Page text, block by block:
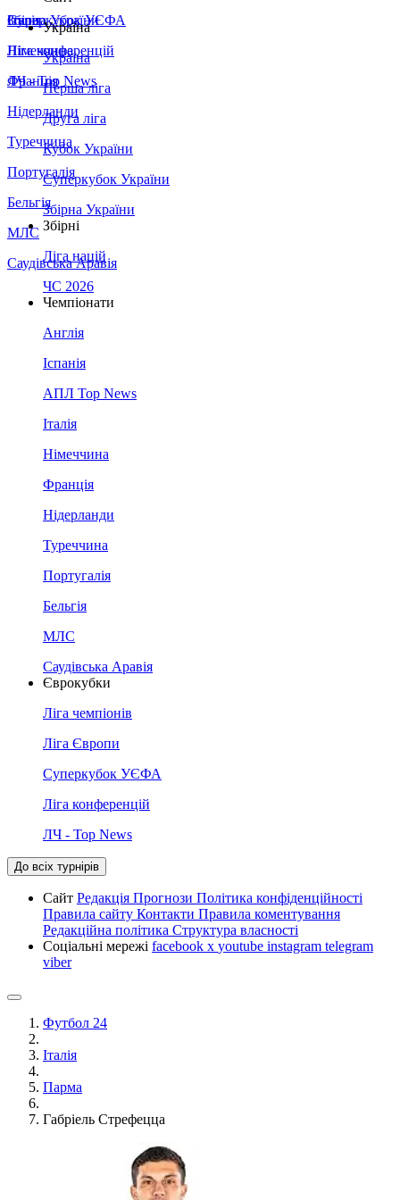
Збірна України
Італія
Німеччина
Франція
Нідерланди
Туреччина
Португалія
Бельгія
МЛС
Саудівська Аравія
Суперкубок УЄФА
Ліга конференцій
ЛЧ - Top News
Україна
Україна
Перша ліга
Друга ліга
Кубок України
Суперкубок України
Збірна України
Збірні
Ліга націй
ЧС 2026
Чемпіонати
Англія
Іспанія
АПЛ Top News
Італія
Німеччина
Франція
Нідерланди
Туреччина
Португалія
Бельгія
МЛС
Саудівська Аравія
Єврокубки
Ліга чемпіонів
Ліга Європи
Суперкубок УЄФА
Ліга конференцій
ЛЧ - Top News
До всіх турнірів
Сайт Редакція Прогнози Політика конфіденційності
Правила сайту Контакти Правила коментування
Редакційна політика Структура власності
Соціальні мережі facebook x youtube instagram telegram
viber
Футбол 24
Італія
Парма
Габріель Стрефецца